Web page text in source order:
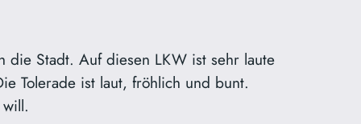
die Stadt. Auf diesen LKW ist sehr laute
Tolerade ist laut, fröhlich und bunt.